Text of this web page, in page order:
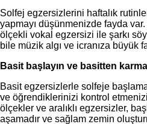
Solfej egzersizlerini haftalık
yapmayı düşünmenizde fayda
ölçekli vokal egzersizi ile şarkı
bile müzik algı ve icranıza büyük
Basit başlayın ve basitten
Basit egzersizlerle solfeje
ve öğrendiklerinizi kontrol
ölçekler ve aralıklı egzersizler,
aşamadır ve sağlam zemin